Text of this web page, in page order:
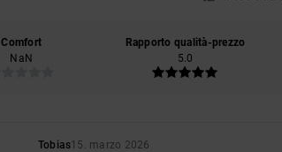
Comfort
NaN
Rapporto qualità-prezzo
5.0
Tobias15. marzo 2026